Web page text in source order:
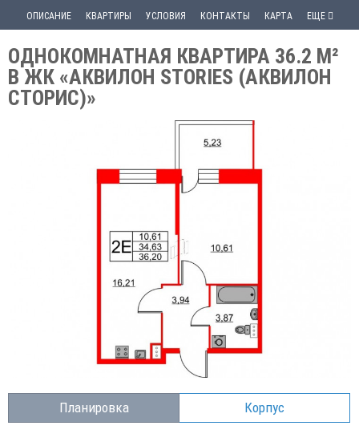
ОПИСАНИЕ КВАРТИРЫ УСЛОВИЯ КОНТАКТЫ КАРТА ЕЩЕ
ОДНОКОМНАТНАЯ КВАРТИРА 36.2 М²
В ЖК «АКВИЛОН STORIES (АКВИЛОН
СТОРИС)»
Планировка Корпус